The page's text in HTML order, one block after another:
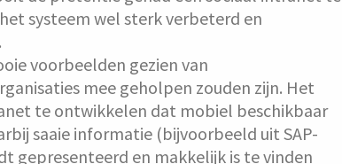
systeem wel sterk verbeterd en
voorbeelden gezien van
mee geholpen zouden zijn. Het
te ontwikkelen dat mobiel beschikbaar
saaie informatie (bijvoorbeeld uit SAP-
gepresenteerd en makkelijk is te vinden